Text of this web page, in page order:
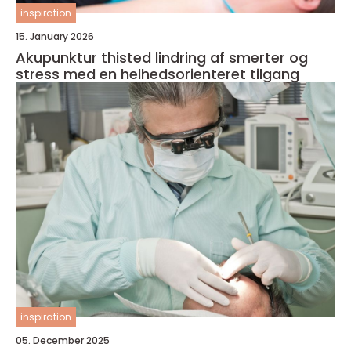
inspiration
15. January 2026
Akupunktur thisted lindring af smerter og
stress med en helhedsorienteret tilgang
inspiration
05. December 2025